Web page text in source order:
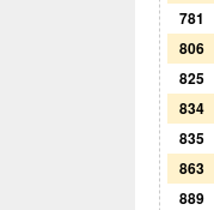
781
806
825
834
835
863
889